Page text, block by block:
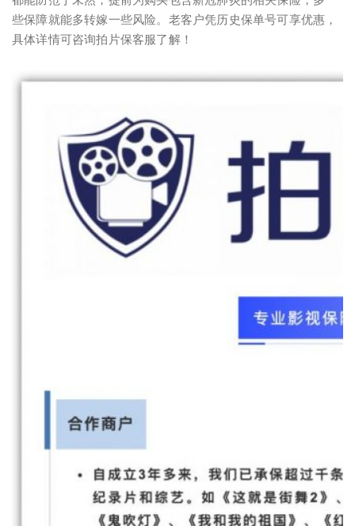
些保障就能多转嫁一些风险。老客户凭历史保单号可享优惠，
具体详情可咨询拍片保客服了解！